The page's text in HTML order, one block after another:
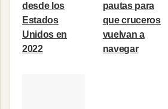
desde los
Estados
Unidos en
2022
pautas para
que cruceros
vuelvan a
navegar